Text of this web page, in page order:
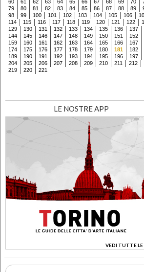
60 61 62 63 64 65 66 67 68 69 70
79
80 81 82 83 84 85 86 87 88 89
98
99 100 101 102 103 104 105 106
114
115 116 117 118 119 120 121 122
129
130 131 132 133 134 135 136 137
144
145 146 147 148 149 150 151 152
159
160 161 162 163 164 165 166 167
174
175 176 177 178 179 180 181 182
189
190 191 192 193 194 195 196 197
204
205 206 207 208 209 210 211 212
219
220
221
LE NOSTRE APP
VEDI TUTTE LE
>